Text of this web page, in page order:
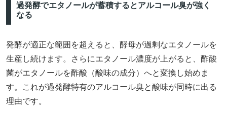
過発酵でエタノールが蓄積するとアルコール臭が強く
なる
発酵が適正な範囲を超えると、酵母が過剰なエタノールを
生産し続けます。さらにエタノール濃度が上がると、酢酸
菌がエタノールを酢酸（酸味の成分）へと変換し始めま
す。これが過発酵特有のアルコール臭と酸味が同時に出る
理由です。